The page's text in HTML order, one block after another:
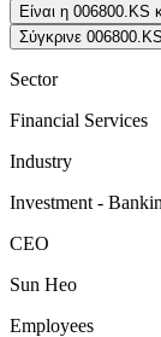
Είναι η
Σύγκρινε
Sector
Financial Services
Industry
Investment -
CEO
Sun Heo
Employees